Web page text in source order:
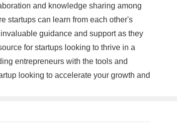
and knowledge sharing among
startups can learn from each other's
guidance and support as they
for startups looking to thrive in a
entrepreneurs with the tools and
looking to accelerate your growth and